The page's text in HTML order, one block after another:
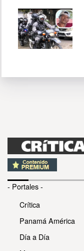
- Portales -
Crítica
Panamá América
Día a Día